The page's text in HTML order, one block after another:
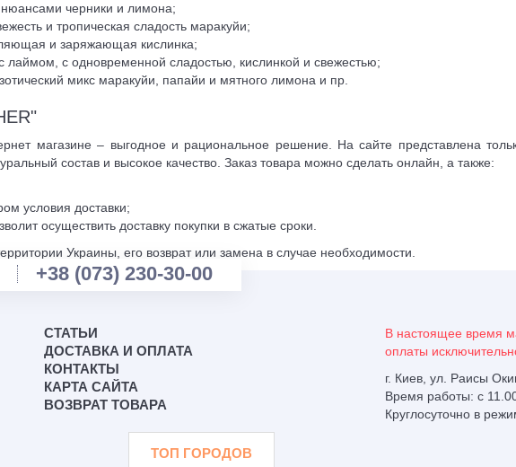
черники и лимона;
и тропическая сладость маракуйи;
и заряжающая кислинка;
с одновременной сладостью, кислинкой и свежестью;
микс маракуйи, папайи и мятного лимона и пр.
магазине – выгодное и рациональное решение. На сайте представлена
состав и высокое качество. Заказ товара можно сделать онлайн, а также:
условия доставки;
осуществить доставку покупки в сжатые сроки.
Украины, его возврат или замена в случае необходимости.
+38 (073) 230-30-00
СТАТЬИ
ДОСТАВКА И ОПЛАТА
КОНТАКТЫ
КАРТА САЙТА
ВОЗВРАТ ТОВАРА
В настоящее время
оплаты
г. Киев, ул. Раисы
Время работы: с
Круглосуточно в
ТОП ГОРОДОВ